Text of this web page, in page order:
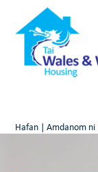
Hafan |Amdanom ni